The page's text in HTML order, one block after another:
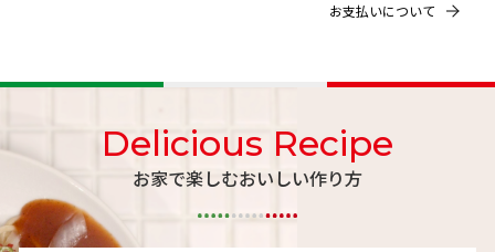
お支払いについて
Delicious Recipe
お家で楽しむおいしい作り方